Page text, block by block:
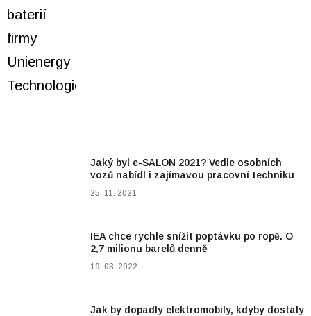
Jaký byl e-SALON 2021? Vedle osobních
vozů nabídl i zajímavou pracovní techniku
25. 11. 2021
IEA chce rychle snížit poptávku po ropě. O
2,7 milionu barelů denně
19. 03. 2022
Jak by dopadly elektromobily, kdyby dostaly